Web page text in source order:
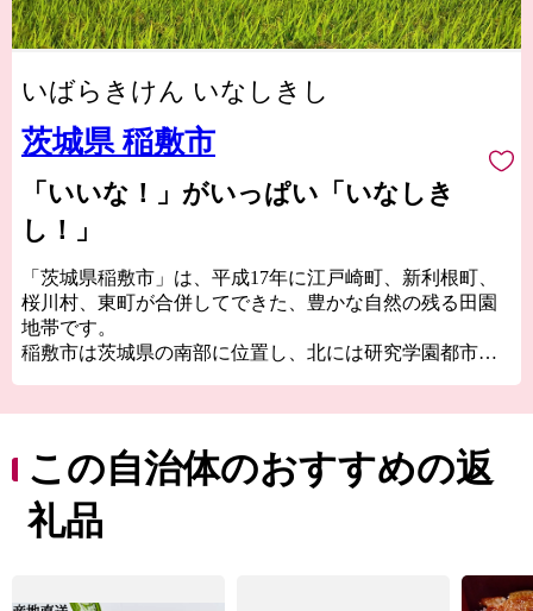
いばらきけん いなしきし
茨城県 稲敷市
「いいな！」がいっぱい「いなしき
し！」
「茨城県稲敷市」は、平成17年に江戸崎町、新利根町、
桜川村、東町が合併してできた、豊かな自然の残る田園
地帯です。
稲敷市は茨城県の南部に位置し、北には研究学園都市
上しています。
稲敷市を離れて、頑張っている方はもちろん、稲敷市に
親しみや共感を持ってくださっている方、少しでも稲敷
市の返礼品に興味をお持ちの方も、「稲敷市ふるさと応
寄附者様には、私たち稲敷市より「感謝のキモチ」とし
この自治体のおすすめの返
礼品